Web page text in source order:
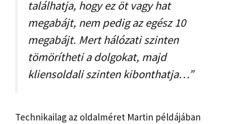
találhatja, hogy ez öt vagy hat
megabájt, nem pedig az egész 10
megabájt. Mert hálózati szinten
tömörítheti a dolgokat, majd
kliensoldali szinten kibonthatja…”
Technikailag az oldalméret Martin példájában